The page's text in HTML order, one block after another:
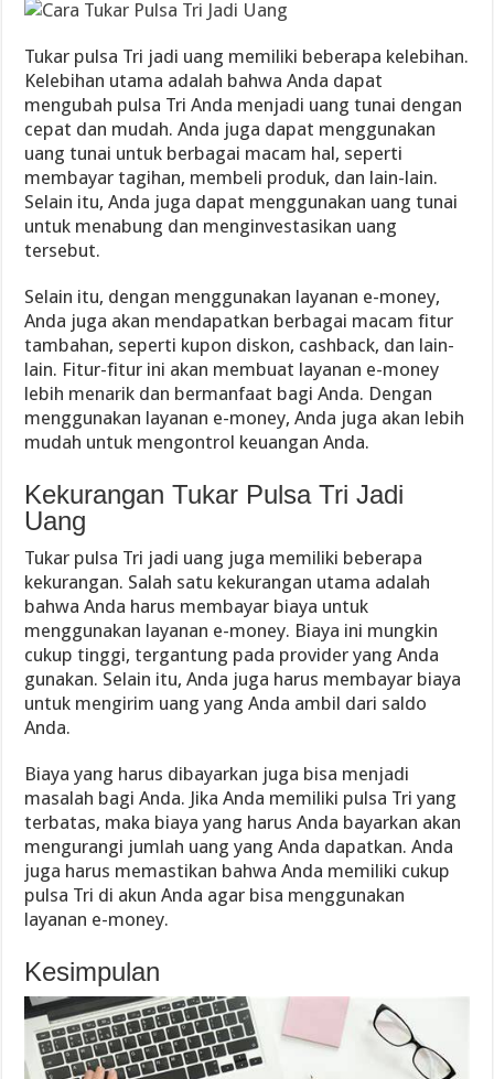
Tukar pulsa Tri jadi uang memiliki beberapa kelebihan.
Kelebihan utama adalah bahwa Anda dapat
mengubah pulsa Tri Anda menjadi uang tunai dengan
cepat dan mudah. Anda juga dapat menggunakan
uang tunai untuk berbagai macam hal, seperti
membayar tagihan, membeli produk, dan lain-lain.
Selain itu, Anda juga dapat menggunakan uang tunai
untuk menabung dan menginvestasikan uang
tersebut.
Selain itu, dengan menggunakan layanan e-money,
Anda juga akan mendapatkan berbagai macam fitur
tambahan, seperti kupon diskon, cashback, dan lain-
lain. Fitur-fitur ini akan membuat layanan e-money
lebih menarik dan bermanfaat bagi Anda. Dengan
menggunakan layanan e-money, Anda juga akan lebih
mudah untuk mengontrol keuangan Anda.
Kekurangan Tukar Pulsa Tri Jadi
Uang
Tukar pulsa Tri jadi uang juga memiliki beberapa
kekurangan. Salah satu kekurangan utama adalah
bahwa Anda harus membayar biaya untuk
menggunakan layanan e-money. Biaya ini mungkin
cukup tinggi, tergantung pada provider yang Anda
gunakan. Selain itu, Anda juga harus membayar biaya
untuk mengirim uang yang Anda ambil dari saldo
Anda.
Biaya yang harus dibayarkan juga bisa menjadi
masalah bagi Anda. Jika Anda memiliki pulsa Tri yang
terbatas, maka biaya yang harus Anda bayarkan akan
mengurangi jumlah uang yang Anda dapatkan. Anda
juga harus memastikan bahwa Anda memiliki cukup
pulsa Tri di akun Anda agar bisa menggunakan
layanan e-money.
Kesimpulan